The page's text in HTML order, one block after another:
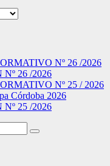
Nº 26 /2026
26 /2026
Nº 25 / 2026
Córdoba 2026
25 /2026